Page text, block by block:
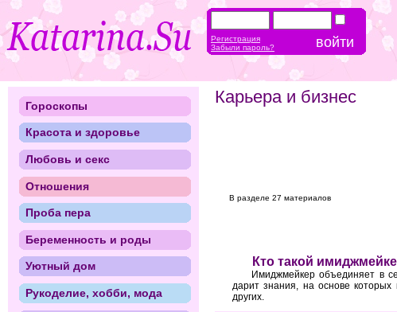
Карьера и бизнес
В разделе 27 материалов
Кто такой
Имиджмейкер объединяет в
дарит знания, на основе
других.
Гороскопы
Красота и здоровье
Любовь и секс
Отношения
Проба пера
Беременность и роды
Уютный дом
Рукоделие, хобби, мода
Регистрация
Забыли пароль?